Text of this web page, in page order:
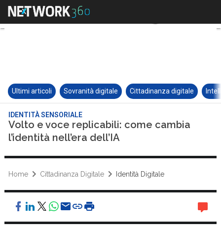
Ultimi articoli Sovranità digitale Cittadinanza digitale
IDENTITÀ SENSORIALE
Volto e voce replicabili: come cambia
l’identità nell’era dell’IA
Home Cittadinanza Digitale Identità Digitale